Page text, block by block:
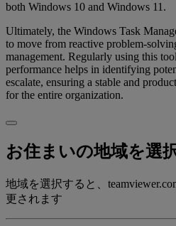
both Windows 10 and Windows 11.
Ultimately, the Windows Task
to move from reactive problem-
management. Regularly using this
performance helps in identifying
escalate, ensuring a stable and
for the entire organization.
お住まいの地域を選
地域を選択すると、
更されます